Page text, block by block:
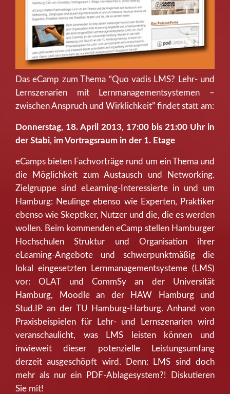
Das eCamp zum Thema “Quo vadis LMS? Lehr- und
Lernszenarien mit Lernmanagementsystemen –
zwischen Anspruch und Wirklichkeit” findet statt am:
Donnerstag, 18. April 2013, 17:00 bis 21:00 Uhr in
der Stabi, im Vortragsraum in der 1. Etage
eCamps bieten Fachvorträge rund um ein Thema und
die Möglichkeit zum Austausch und Networking.
Zielgruppe sind eLearning-Interessierte in und um
Hamburg: Neulinge ebenso wie Experten, Praktiker
ebenso wie Skeptiker, Nutzer und die, die es werden
wollen. Beim kommenden eCamp stellen Hamburger
Hochschulen Struktur und Organisation ihrer
eLearning-Angebote und schwerpunktmäßig die
lokal eingesetzten Lernmanagementsysteme (LMS)
vor: OLAT und CommSy an der Universität
Hamburg, Moodle an der HAW Hamburg und
Stud.IP an der TU Hamburg-Harburg. Anhand von
Praxisbeispielen für Lehr- und Lernszenarien wird
veranschaulicht, was LMS leisten können und
inwieweit dieser potenzielle Leistungsumfang
derzeit ausgeschöpft wird. Denn: LMS sind doch
mehr als nur ein PDF-Ablagesystem?! Diskutieren
Sie mit!